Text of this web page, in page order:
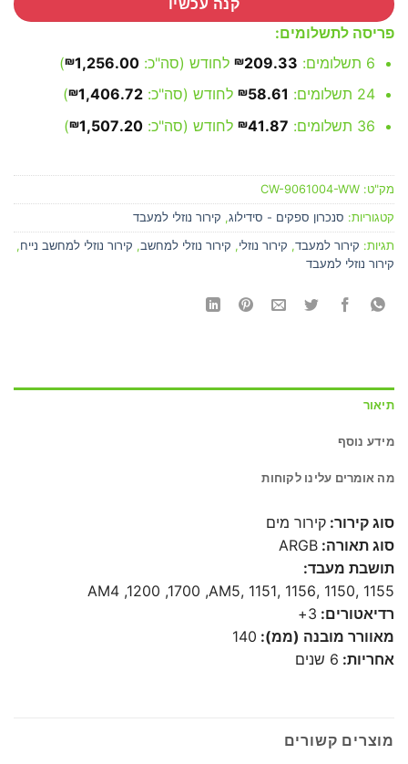
קנה עכשיו
פריסה לתשלומים:
6 תשלומים:
₪209.33 לחודש (סה"כ: ₪1,256.00
)
24 תשלומים:
₪58.61 לחודש (סה"כ: ₪1,406.72
)
36 תשלומים:
₪41.87 לחודש (סה"כ: ₪1,507.20
)
מק"ט: CW-9061004-WW
קטגוריות: סנכרון ספקים - סידילוג, קירור נוזלי למעבד
תגיות: קירור למעבד, קירור נוזלי, קירור נוזלי למחשב, קירור נוזלי למחשב נייח,
קירור נוזלי למעבד
תיאור
מידע נוסף
מה אומרים עלינו לקוחות
סוג קירור: קירור מים
סוג תאורה: ARGB
תושבת מעבד:
1155 ,1150 ,1156 ,1151 ,AM4 ,1200 ,1700 ,AM5
רדיאטורים: 3+
מאוורר מובנה (ממ): 140
אחריות: 6 שנים
מוצרים קשורים